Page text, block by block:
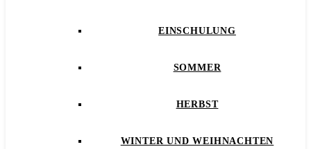
EINSCHULUNG
SOMMER
HERBST
WINTER UND WEIHNACHTEN